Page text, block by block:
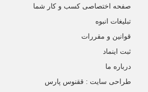
صفحه اختصاصی کسب و کار شما
تبلیغات انبوه
قوانین و مقررات
ثبت اینماد
درباره ما
طراحی سایت : ققنوس پارس